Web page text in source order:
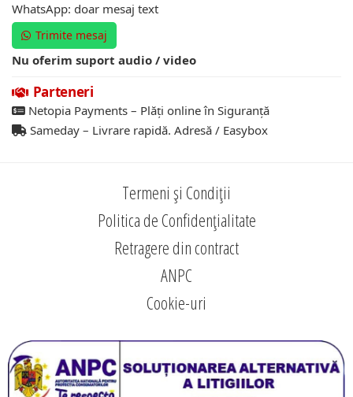
WhatsApp: doar mesaj text
Trimite mesaj
Nu oferim suport audio / video
Parteneri
Netopia Payments – Plăți online în Siguranță
Sameday – Livrare rapidă. Adresă / Easybox
Termeni și Condiții
Politica de Confidențialitate
Retragere din contract
ANPC
Cookie-uri